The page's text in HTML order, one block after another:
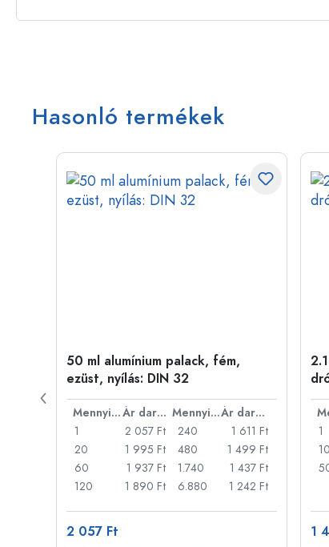
Hasonló termékek
50 ml alumínium palack, fém,
ezüst, nyílás: DIN 32
Mennyiség Ár darabonként Mennyiség
Ár darabonként
1
2 057 Ft
20
1 995 Ft
60
1 937 Ft
120
1 890 Ft
240
1 611 Ft
480
1 499 Ft
1.740
1 437 Ft
6.880
1 242 Ft
2 057 Ft
1
10
1